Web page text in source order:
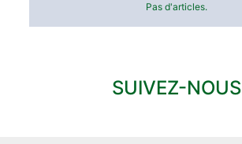
Pas d'articles.
SUIVEZ-NOUS